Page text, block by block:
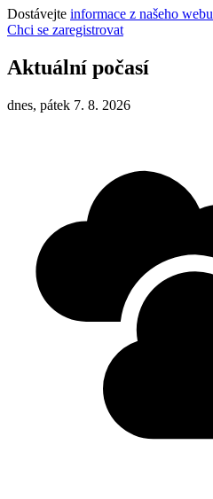
Dostávejte informace z našeho webu
Chci se zaregistrovat
Aktuální počasí
dnes, pátek 7. 8. 2026